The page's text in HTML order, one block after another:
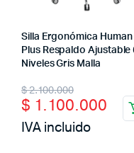
Silla Ergonómica Human
Plus Respaldo Ajustable
Niveles Gris Malla
$2.100.000
$ 1.100.000
IVA incluido